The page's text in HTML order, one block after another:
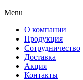
Menu
О компании
Продукция
Сотрудничество
Доставка
Акция
Контакты